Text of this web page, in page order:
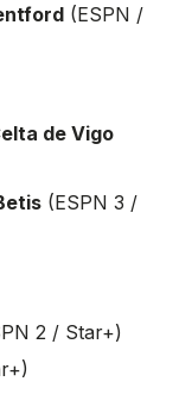
(ESPN /
de Vigo
(ESPN 3 /
2 / Star+)